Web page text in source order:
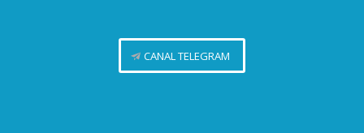
CANAL TELEGRAM